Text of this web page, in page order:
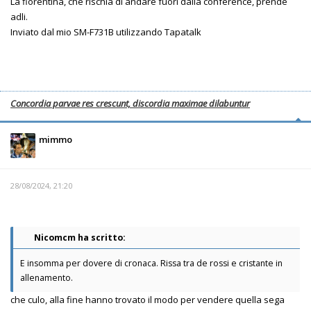
adli.
Inviato dal mio SM-F731B utilizzando Tapatalk
Concordia parvae res crescunt, discordia maximae dilabuntur
mimmo
28/08/2024, 21:20
Nicomcm ha scritto:
E insomma per dovere di cronaca. Rissa tra de rossi e cristante in
allenamento.
che culo, alla fine hanno trovato il modo per vendere quella sega